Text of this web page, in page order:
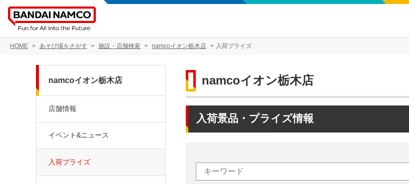
HOME あそび場をさがす 施設・店舗検索 namcoイオン栃木店 入荷プライズ
namcoイオン栃木店
入荷景品・プライズ情報
namcoイオン栃木店
店舗情報
イベント&ニュース
入荷プライズ